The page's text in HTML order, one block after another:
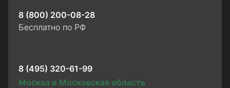
8 (800) 200-08-28
Бесплатно по РФ
8 (495) 320-61-99
Москва и Московская область